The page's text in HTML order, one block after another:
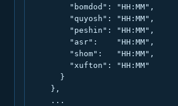
        "bomdod": "HH:MM",
        "quyosh": "HH:MM",
        "peshin": "HH:MM",
        "asr":    "HH:MM",
        "shom":   "HH:MM",
        "xufton": "HH:MM"
      }
    },
    ...